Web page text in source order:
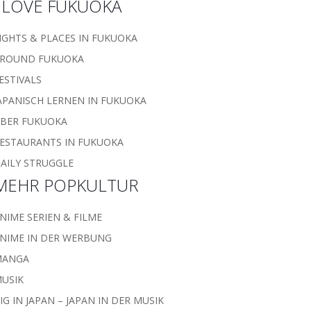
FUKUOKA
& PLACES IN FUKUOKA
FUKUOKA
LERNEN IN FUKUOKA
FUKUOKA
IN FUKUOKA
STRUGGLE
POPKULTUR
SERIEN & FILME
IN DER WERBUNG
IN JAPAN – JAPAN IN DER MUSIK